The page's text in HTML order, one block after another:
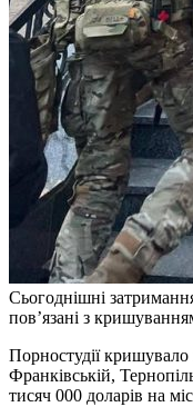
Сьогоднішні
пов’язані з
Порностудії кришувало
Франківській,
тисяч 000 доларів на